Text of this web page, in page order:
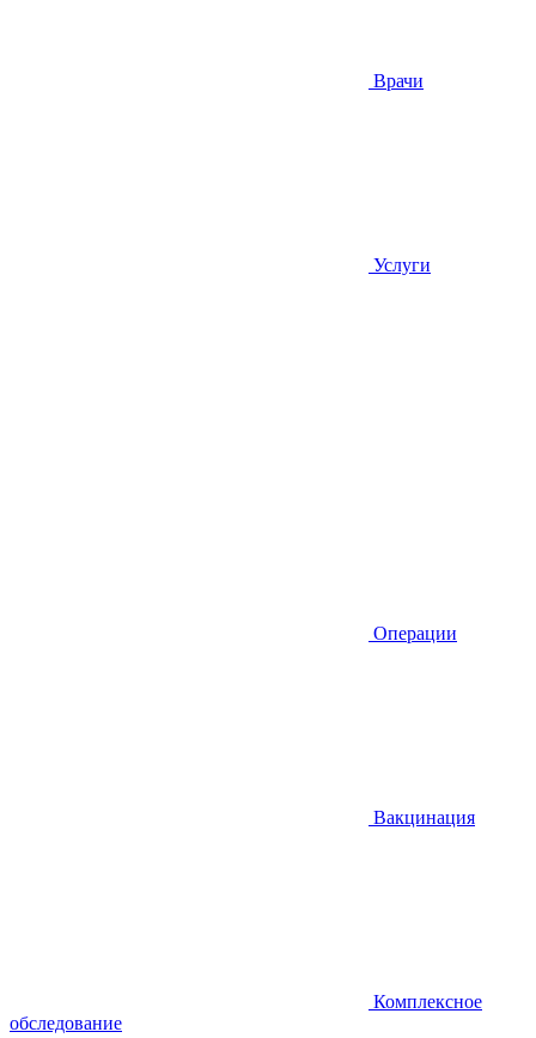
Врачи
Услуги
Операции
Вакцинация
Комплексное
обследование